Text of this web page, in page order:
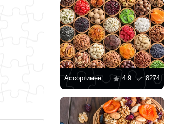
Ассортимент сухофруктов в мисках 4.9 8274